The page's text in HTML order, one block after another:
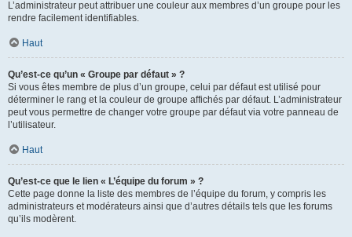
L’administrateur peut attribuer une couleur aux membres d’un groupe pour les
rendre facilement identifiables.
Haut
Qu’est-ce qu’un « Groupe par défaut » ?
Si vous êtes membre de plus d’un groupe, celui par défaut est utilisé pour
déterminer le rang et la couleur de groupe affichés par défaut. L’administrateur
peut vous permettre de changer votre groupe par défaut via votre panneau de
l’utilisateur.
Haut
Qu’est-ce que le lien « L’équipe du forum » ?
Cette page donne la liste des membres de l’équipe du forum, y compris les
administrateurs et modérateurs ainsi que d’autres détails tels que les forums
qu’ils modèrent.